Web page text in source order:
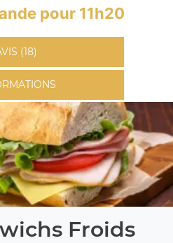
pour 11h20
(18)
Froids